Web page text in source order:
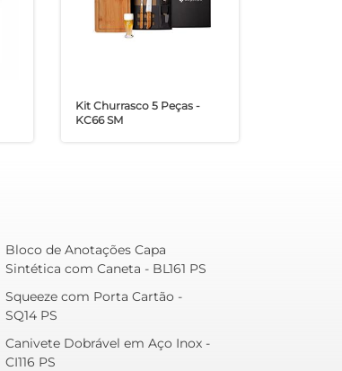
Kit Churrasco 5 Peças -
KC66 SM
Bloco de Anotações Capa
Sintética com Caneta - BL161 PS
Squeeze com Porta Cartão -
SQ14 PS
Canivete Dobrável em Aço Inox -
CI116 PS